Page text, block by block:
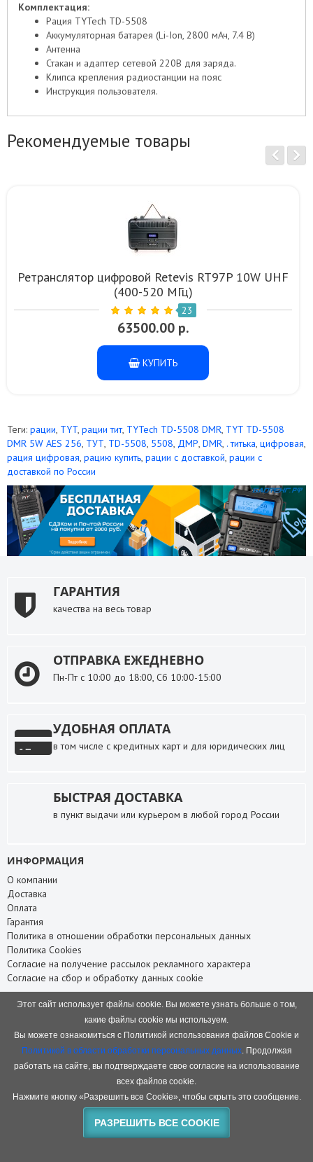
Комплектация:
Рация TYTech TD-5508
Аккумуляторная батарея (Li-Ion, 2800 мАч, 7.4 В)
Антенна
Стакан и адаптер сетевой 220В для заряда.
Клипса крепления радиостанции на пояс
Инструкция пользователя.
Рекомендуемые товары
Ретранслятор цифровой Retevis RT97P 10W UHF
(400-520 МГц)
23
63500.00 р.
КУПИТЬ
Теги: рации, TYT, рации тит, TYTech TD-5508 DMR, TYT TD-5508
DMR 5W AES 256, ТУТ, TD-5508, 5508, ДМР, DMR, . титька, цифровая,
рация цифровая, рацию купить, рации с доставкой, рации с
доставкой по России
ГАРАНТИЯ
качества на весь товар
ОТПРАВКА ЕЖЕДНЕВНО
Пн-Пт с 10:00 до 18:00, Сб 10:00-15:00
УДОБНАЯ ОПЛАТА
в том числе с кредитных карт и для юридических лиц
БЫСТРАЯ ДОСТАВКА
в пункт выдачи или курьером в любой город России
ИНФОРМАЦИЯ
О компании
Доставка
Оплата
Гарантия
Политика в отношении обработки персональных данных
Политика Cookies
Согласие на получение рассылок рекламного характера
Согласие на сбор и обработку данных cookie
Карта сайта
НАШИ КОНТАКТЫ
8 (8332) 75-66-88
baofeng.rf@gmail.com
ПН-ПТ с 10:00 до 18:00
Киров, Производственная 38
Этот сайт использует файлы cookie. Вы можете узнать больше о том,
какие файлы cookie мы используем.
Вы можете ознакомиться с Политикой использования файлов Cookie и
Политикой в области обработки персональных данных. Продолжая
работать на сайте, вы подтверждаете свое согласие на использование
всех файлов cookie.
Нажмите кнопку «Разрешить все Cookie», чтобы скрыть это сообщение.
РАЗРЕШИТЬ ВСЕ COOKIE